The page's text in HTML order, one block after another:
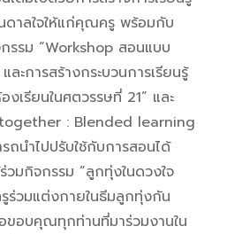
ดาลใจให้แก่คุณครู พร้อมกับ
รรม “Workshop สอนแบบ
ะการสร้างกระบวนการเรียนรู้
เรียนในศตวรรษที่ 21” และ
: Blended learning
นำไปปรับใช้กับการสอนได้
วมกิจกรรม “ลูกทุ่งในดวงใจ
ร่วมแต่งกายในธีมลูกทุ่งกัน
ขอบคุณทุกท่านที่มาร่วมงานใน